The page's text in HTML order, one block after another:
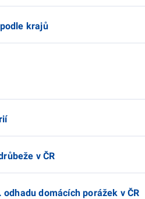
krajů
v ČR
domácích porážek v ČR